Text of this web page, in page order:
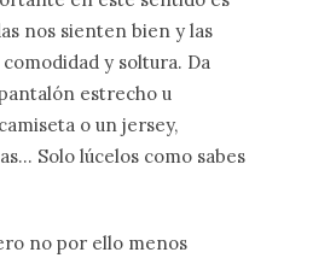
nos sienten bien y las
y soltura. Da
estrecho u
o un jersey,
Solo lúcelos como sabes
no por ello menos